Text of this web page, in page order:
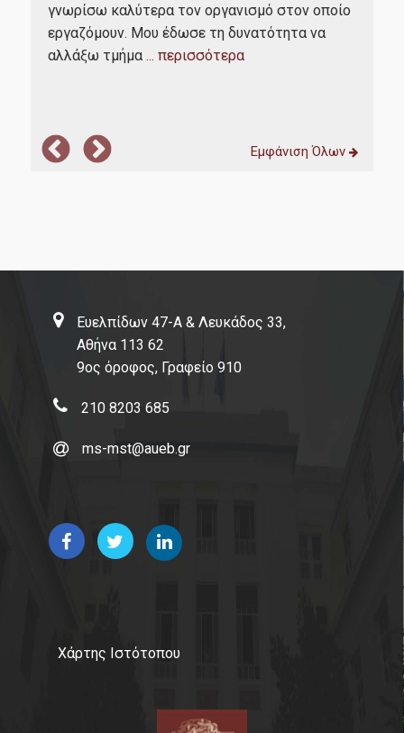
γνωρίσω καλύτερα τον οργανισμό στον οποίο
εργαζόμουν. Μου έδωσε τη δυνατότητα να
αλλάξω τμήμα ... περισσότερα
Εμφάνιση Όλων
Ευελπίδων 47-Α & Λευκάδος 33,
Αθήνα 113 62
9ος όροφος, Γραφείο 910
210 8203 685
ms-mst@aueb.gr
Χάρτης Ιστότοπου